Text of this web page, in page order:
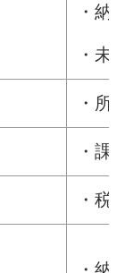
・納
・
・
・
・税